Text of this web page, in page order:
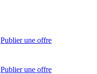
Publier une offre
Publier une offre